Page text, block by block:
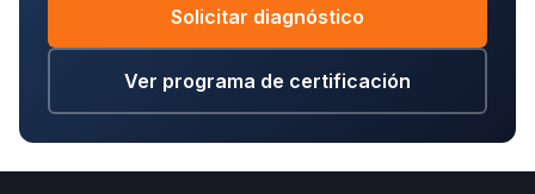
Solicitar diagnóstico
Ver programa de certificación